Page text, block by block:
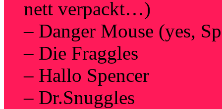
nett verpackt…)
– Danger Mouse (yes,
– Die Fraggles
– Hallo Spencer
– Dr.Snuggles